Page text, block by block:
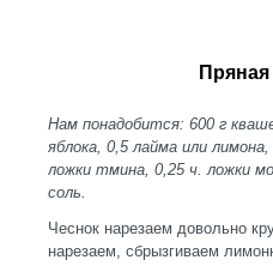
Нам понадобится: 600 г
яблока, 0,5 лайма или
ложки тмина, 0,25 ч. ложки
соль.
Чеснок нарезаем довольно
нарезаем, сбрызгиваем